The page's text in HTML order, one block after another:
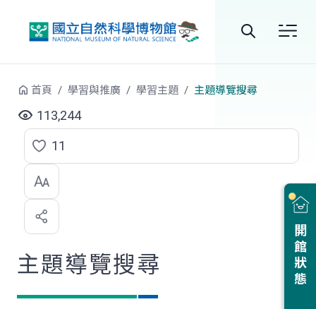
站
尋
開館狀態
首頁 學習與推廣 學習主題 主題導覽搜尋
113,244
點
選
喜
歡
11
主題導覽搜尋